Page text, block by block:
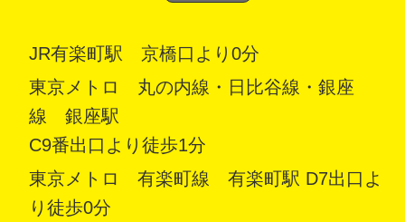
JR有楽町駅 京橋口より0分
東京メトロ 丸の内線・日比谷線・銀座
線 銀座駅
C9番出口より徒歩1分
東京メトロ 有楽町線 有楽町駅 D7出口よ
り徒歩0分